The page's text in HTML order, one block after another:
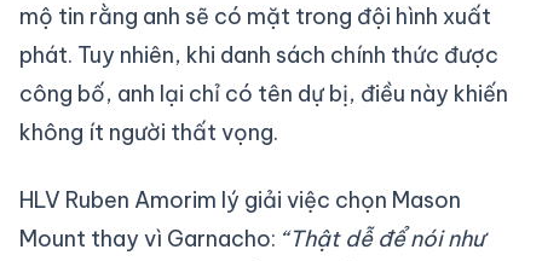
mộ tin rằng anh sẽ có mặt trong đội hình xuất
phát. Tuy nhiên, khi danh sách chính thức được
công bố, anh lại chỉ có tên dự bị, điều này khiến
không ít người thất vọng.
HLV Ruben Amorim lý giải việc chọn Mason
Mount thay vì Garnacho: “Thật dễ để nói như